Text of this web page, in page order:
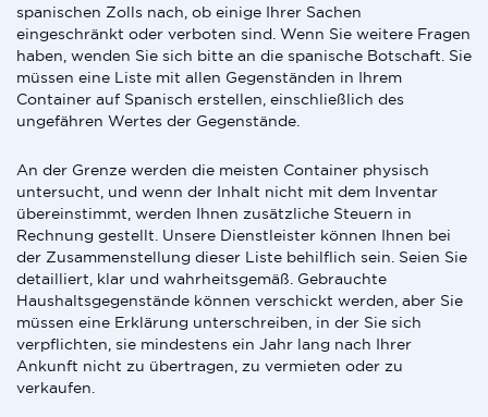
spanischen Zolls nach, ob einige Ihrer Sachen
eingeschränkt oder verboten sind. Wenn Sie weitere Fragen
haben, wenden Sie sich bitte an die spanische Botschaft. Sie
müssen eine Liste mit allen Gegenständen in Ihrem
Container auf Spanisch erstellen, einschließlich des
ungefähren Wertes der Gegenstände.
An der Grenze werden die meisten Container physisch
untersucht, und wenn der Inhalt nicht mit dem Inventar
übereinstimmt, werden Ihnen zusätzliche Steuern in
Rechnung gestellt. Unsere Dienstleister können Ihnen bei
der Zusammenstellung dieser Liste behilflich sein. Seien Sie
detailliert, klar und wahrheitsgemäß. Gebrauchte
Haushaltsgegenstände können verschickt werden, aber Sie
müssen eine Erklärung unterschreiben, in der Sie sich
verpflichten, sie mindestens ein Jahr lang nach Ihrer
Ankunft nicht zu übertragen, zu vermieten oder zu
verkaufen.